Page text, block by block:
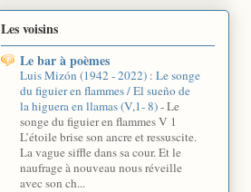
Les voisins
Le bar à poèmes
Luis Mizón (1942 - 2022) : Le songe
du figuier en flammes / El sueño de
la higuera en llamas (V,1- 8)-Le
songe du figuier en flammes V 1
L’étoile brise son ancre et ressuscite.
La vague siffle dans sa cour. Et le
naufrage à nouveau nous réveille
avec son ch...